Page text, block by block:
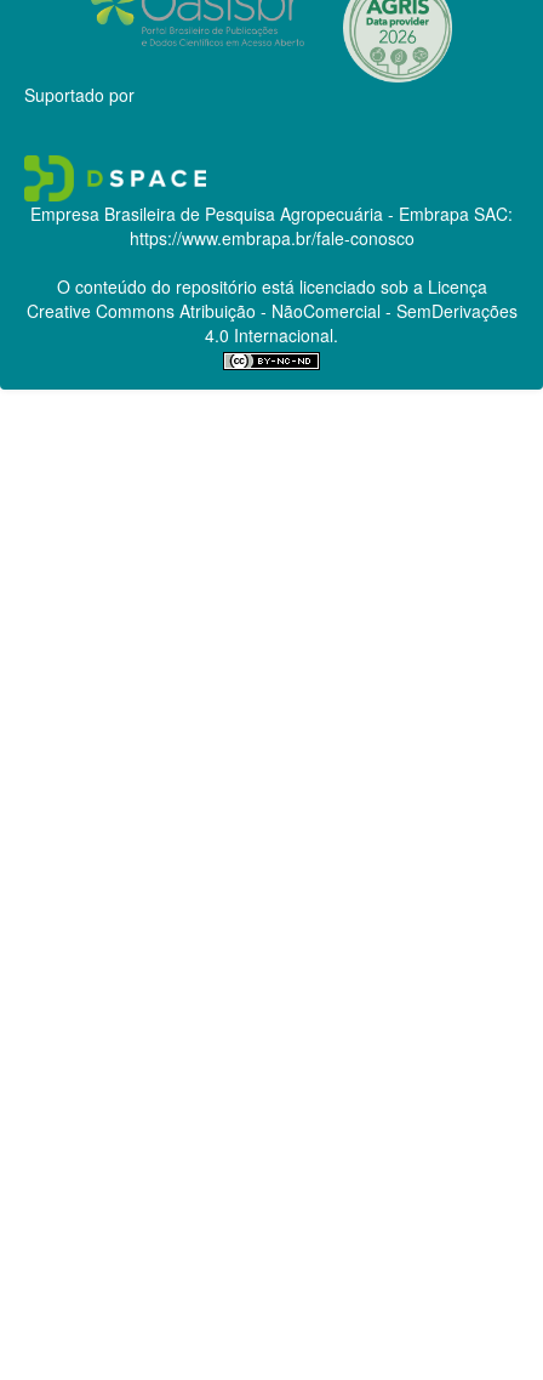
Suportado por
Empresa Brasileira de Pesquisa Agropecuária - Embrapa SAC:
https://www.embrapa.br/fale-conosco
O conteúdo do repositório está licenciado sob a Licença
Creative CommonsAtribuição - NãoComercial - SemDerivações
4.0 Internacional.